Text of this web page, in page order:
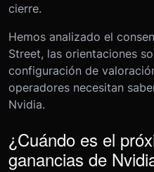
cierre.
Hemos analizado el
Street, las orientaciones
configuración de
operadores necesitan
Nvidia.
¿Cuándo es el
ganancias de